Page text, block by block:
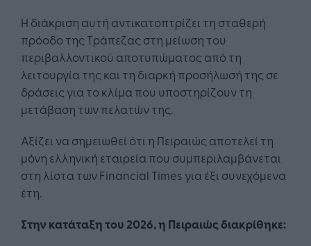
Η διάκριση αυτή αντικατοπτρίζει τη σταθερή
πρόοδο της Τράπεζας στη μείωση του
περιβαλλοντικού αποτυπώματος από τη
λειτουργία της και τη διαρκή προσήλωσή της σε
δράσεις για το κλίμα που υποστηρίζουν τη
μετάβαση των πελατών της.
Αξίζει να σημειωθεί ότι η Πειραιώς αποτελεί τη
μόνη ελληνική εταιρεία που συμπεριλαμβάνεται
στη λίστα των Financial Times για έξι συνεχόμενα
έτη.
Στην κατάταξη του 2026, η Πειραιώς διακρίθηκε: